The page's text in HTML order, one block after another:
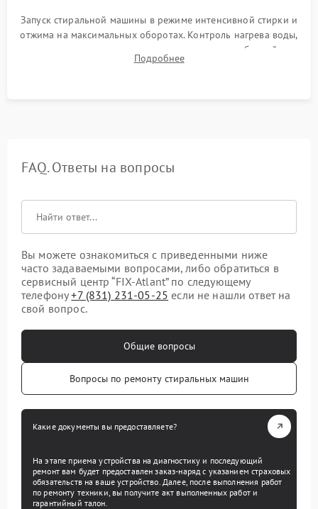
Запуск стиральной машины в режиме интенсивной стирки и
отжима на максимальных оборотах. Контроль нагрева воды,
корректности слива, отсутствия излишних вибраций,
посторонних стуков и протечек под корпусом.
Подробнее
FAQ. Ответы на вопросы
Вы можете ознакомиться с приведенными ниже
часто задаваемыми вопросами, либо обратиться в
сервисный центр “FIX-Atlant” по следующему
телефону+7 (831) 231-05-25 если не нашли ответ на
свой вопрос.
Общие вопросы
Вопросы по ремонту стиральных машин
Какие документы вы предоставляете?
На этапе приема устройства на диагностику и последующий
ремонт вам будет предоставлен заказ-наряд с указанием страховых
обязательств на ваше устройство. Далее, после выполнения работ
по ремонту техники, вы получите акт выполненных работ и
гарантийный талон.